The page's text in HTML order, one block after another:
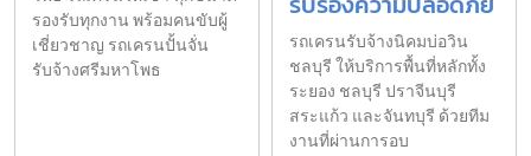
รองรับทุกงาน พร้อมคนขับผู้
เชี่ยวชาญ รถเครนปั้นจั่น
รับจ้างศรีมหาโพธ
รถเครนรับจ้างนิคมบ่อวิน
ชลบุรี ให้บริการพื้นที่หลักทั้ง
ระยอง ชลบุรี ปราจีนบุรี
สระแก้ว และจันทบุรี ด้วยทีม
งานที่ผ่านการอบ